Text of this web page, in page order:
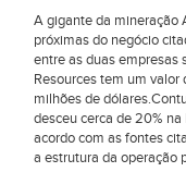
A gigante da mineração
próximas do negócio
entre as duas empresas
Resources tem um
milhões de
desceu cerca de 20%
acordo com as fontes
a estrutura da operação